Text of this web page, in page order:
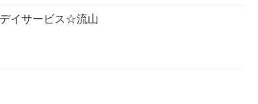
デイサービス☆流山